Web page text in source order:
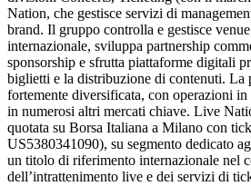
Nation, che gestisce servizi di
brand. Il gruppo controlla e gestisce
internazionale, sviluppa partnership
sponsorship e sfrutta piattaforme digitali
biglietti e la distribuzione di contenuti. La
fortemente diversificata, con operazioni
in numerosi altri mercati chiave. Live
quotata su Borsa Italiana a Milano con
US5380341090), su segmento dedicato
un titolo di riferimento internazionale nel
dell’intrattenimento live e dei servizi di